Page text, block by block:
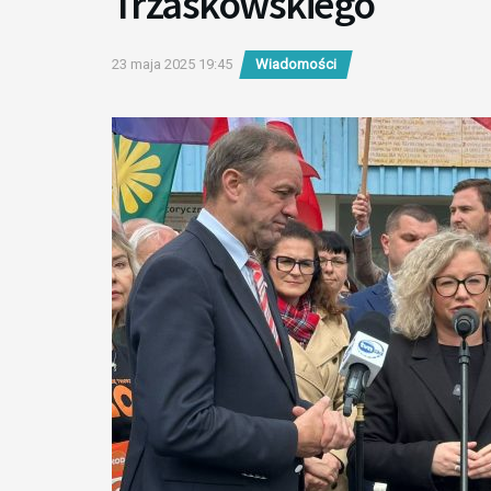
23 maja 2025 19:45 Wiadomości